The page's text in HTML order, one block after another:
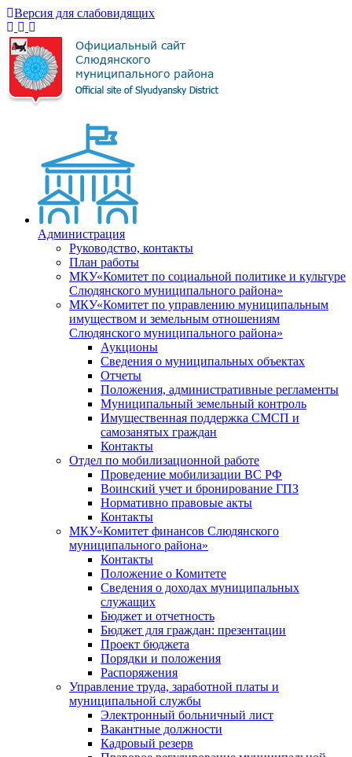
Версия для слабовидящих
Администрация
Руководство, контакты
План работы
МКУ«Комитет по социальной политике и культуре
Слюдянского муниципального района»
МКУ«Комитет по управлению муниципальным
имуществом и земельным отношениям
Слюдянского муниципального района»
Аукционы
Сведения о муниципальных объектах
Отчеты
Положения, административные регламенты
Муниципальный земельный контроль
Имущественная поддержка СМСП и
самозанятых граждан
Контакты
Отдел по мобилизационной работе
Проведение мобилизации ВС РФ
Воинский учет и бронирование ГПЗ
Нормативно правовые акты
Контакты
МКУ«Комитет финансов Слюдянского
муниципального района»
Контакты
Положение о Комитете
Сведения о доходах муниципальных
служащих
Бюджет и отчетность
Бюджет для граждан: презентации
Проект бюджета
Порядки и положения
Распоряжения
Управление труда, заработной платы и
муниципальной службы
Электронный больничный лист
Вакантные должности
Кадровый резерв